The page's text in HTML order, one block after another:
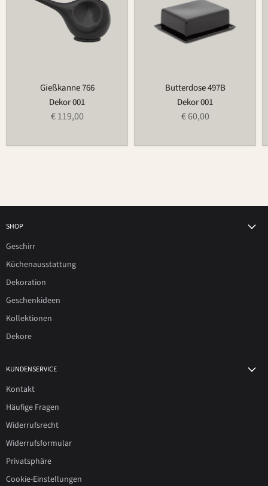
Gießkanne 766
Dekor 001
€ 119,00
Butterdose 497B
Dekor 001
€ 60,00
SHOP
Geschirr
Küchenausstattung
Dekoration
Geschenkideen
Kollektionen
Dekore
KUNDENSERVICE
Kontakt
Häufige Fragen
Widerrufsrecht
Widerrufsformular
Privatsphäre
Cookie-Einstellungen